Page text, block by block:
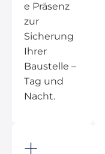
e Präsenz
zur
Sicherung
Ihrer
Baustelle –
Tag und
Nacht.